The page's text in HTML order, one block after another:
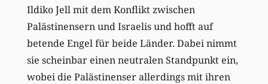
Ildiko Jell mit dem Konflikt zwischen
Palästinensern und Israelis und hofft auf
betende Engel für beide Länder. Dabei nimmt
sie scheinbar einen neutralen Standpunkt ein,
wobei die Palästinenser allerdings mit ihren